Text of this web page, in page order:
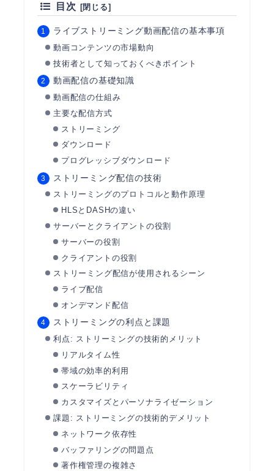
目次
ライブストリーミング動画配信の基本事項
動画コンテンツの市場動向
技術者として知っておくべきポイント
動画配信の基礎知識
動画配信の仕組み
主要な配信方式
ストリーミング
ダウンロード
プログレッシブダウンロード
ストリーミング配信の技術
ストリーミングのプロトコルと動作原理
HLSとDASHの違い
サーバーとクライアントの役割
サーバーの役割
クライアントの役割
ストリーミング配信が使用されるシーン
ライブ配信
オンデマンド配信
ストリーミングの利点と課題
利点: ストリーミングの技術的メリット
リアルタイム性
帯域の効率的利用
スケーラビリティ
カスタマイズとパーソナライゼーション
課題: ストリーミングの技術的デメリット
ネットワーク依存性
バッファリングの問題点
著作権管理の複雑さ